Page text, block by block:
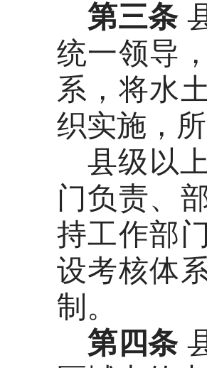
第三条
统一领导
系，将水
织实施，
县级以
门负责、
持工作部
设考核体
制。
第四条